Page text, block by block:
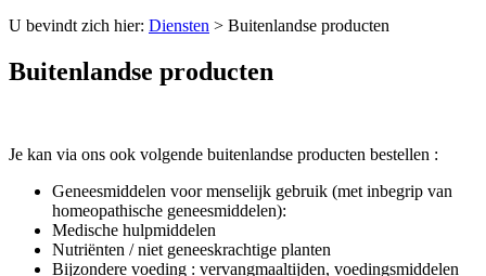
U bevindt zich hier: Diensten > Buitenlandse producten
Buitenlandse producten
Je kan via ons ook volgende buitenlandse producten bestellen :
Geneesmiddelen voor menselijk gebruik (met inbegrip van
homeopathische geneesmiddelen):
Medische hulpmiddelen
Nutriënten / niet geneeskrachtige planten
Bijzondere voeding : vervangmaaltijden, voedingsmiddelen